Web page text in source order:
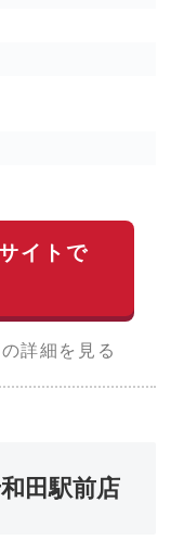
イトで
詳細を見る
田駅前店